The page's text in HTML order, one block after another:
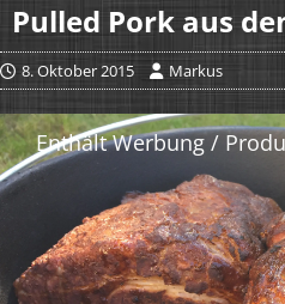
Pulled Pork aus
8. Oktober 2015 Markus